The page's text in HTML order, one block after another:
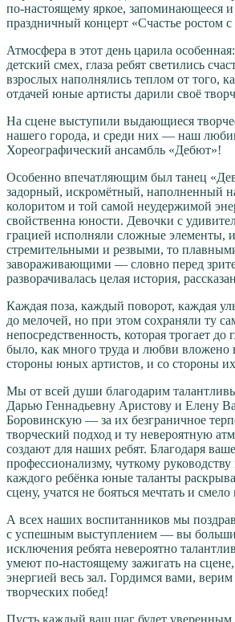
по‑настоящему яркое, запоминающееся
праздничный концерт «Счастье ростом с
Атмосфера в этот день царила
детский смех, глаза ребят светились
взрослых наполнялись теплом от того,
отдачей юные артисты дарили своё
На сцене выступили выдающиеся
нашего города, и среди них — наш
Хореографический ансамбль «Дебют»!
Особенно впечатляющим был танец
задорный, искромётный, наполненный
колоритом и той самой неудержимой
свойственна юности. Девочки с
грацией исполняли сложные элементы,
стремительными и резвыми, то
завораживающими — словно перед
разворачивалась целая история,
Каждая поза, каждый поворот, каждая
до мелочей, но при этом сохраняли ту
непосредственность, которая трогает
было, как много труда и любви
стороны юных артистов, и со стороны
Мы от всей души благодарим
Дарью Геннадьевну Аристову и Елену
Боровинскую — за их безграничное
творческий подход и ту невероятную
создают для наших ребят. Благодаря
профессионализму, чуткому
каждого ребёнка юные таланты
сцену, учатся не бояться мечтать и
А всех наших воспитанников мы
с успешным выступлением — вы
исключения ребята невероятно
умеют по‑настоящему зажигать на
энергией весь зал. Гордимся вами,
творческих побед!
Пусть каждый ваш шаг будет